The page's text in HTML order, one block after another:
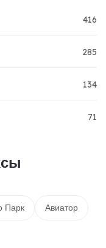
416
285
134
71
Парк Авиатор